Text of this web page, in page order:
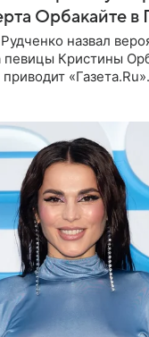
Орбакайте в
назвал
Кристины